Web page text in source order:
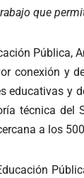
que
Pública,
conexión y
y
técnica
a los